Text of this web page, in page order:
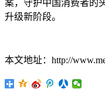
案，守护中国消费者的
升级新阶段。
本文地址：http://